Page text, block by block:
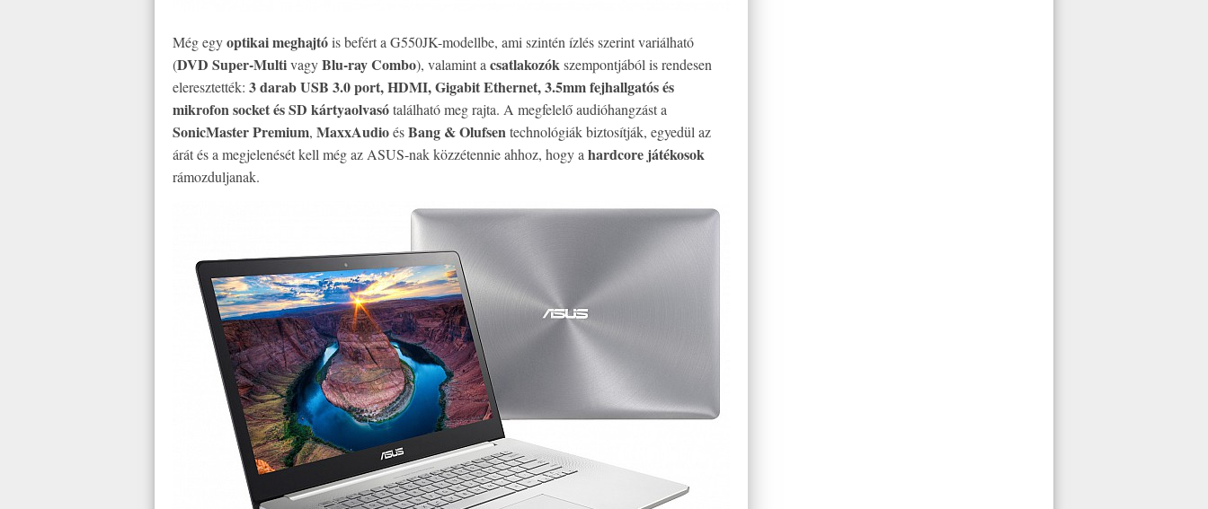
Még egyoptikai meghajtóis befért a G550JK-modellbe, ami szintén ízlés szerint variálható
(DVD Super-MultivagyBlu-ray Combo), valamint a csatlakozókszempontjából is rendesen
eleresztették: 3 darab USB 3.0 port, HDMI, Gigabit Ethernet, 3.5mm fejhallgatós és
mikrofon socket és SD kártyaolvasótalálható meg rajta. A megfelelő audióhangzást a
SonicMaster Premium, MaxxAudioésBang & Olufsentechnológiák biztosítják, egyedül az
árát és a megjelenését kell még az ASUS-nak közzétennie ahhoz, hogy a hardcore játékosok
rámozduljanak.